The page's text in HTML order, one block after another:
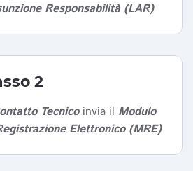
Responsabilità (LAR)
2
Tecnicoinvia il Modulo
Elettronico (MRE)